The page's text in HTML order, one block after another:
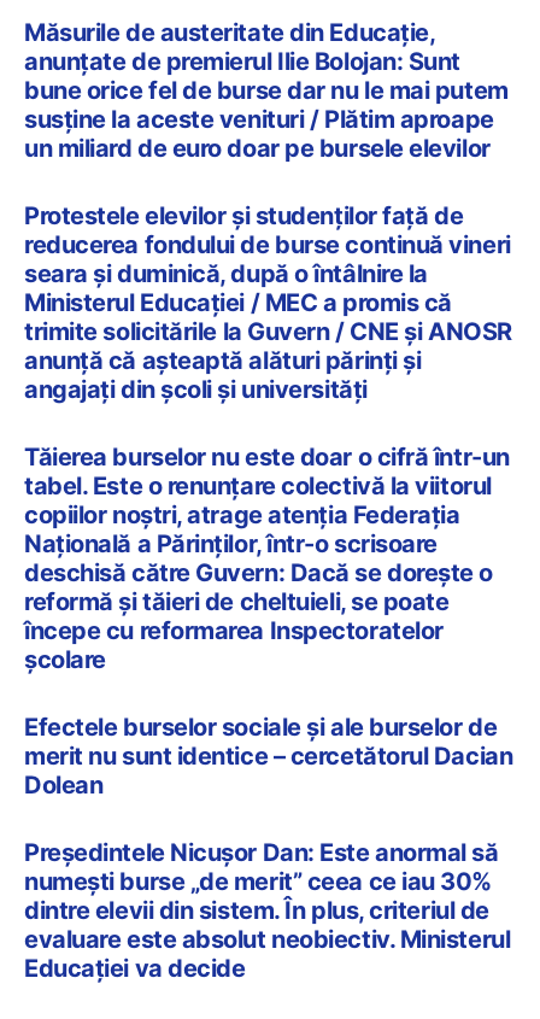
Măsurile de austeritate din Educație,
anunțate de premierul Ilie Bolojan: Sunt
bune orice fel de burse dar nu le mai putem
susține la aceste venituri / Plătim aproape
un miliard de euro doar pe bursele elevilor
Protestele elevilor și studenților față de
reducerea fondului de burse continuă vineri
seara și duminică, după o întâlnire la
Ministerul Educației / MEC a promis că
trimite solicitările la Guvern / CNE și ANOSR
anunță că așteaptă alături părinți și
angajați din școli și universități
Tăierea burselor nu este doar o cifră într-un
tabel. Este o renunțare colectivă la viitorul
copiilor noștri, atrage atenția Federația
Națională a Părinților, într-o scrisoare
deschisă către Guvern: Dacă se dorește o
reformă și tăieri de cheltuieli, se poate
începe cu reformarea Inspectoratelor
școlare
Efectele burselor sociale și ale burselor de
merit nu sunt identice – cercetătorul Dacian
Dolean
Președintele Nicușor Dan: Este anormal să
numești burse „de merit” ceea ce iau 30%
dintre elevii din sistem. În plus, criteriul de
evaluare este absolut neobiectiv. Ministerul
Educației va decide